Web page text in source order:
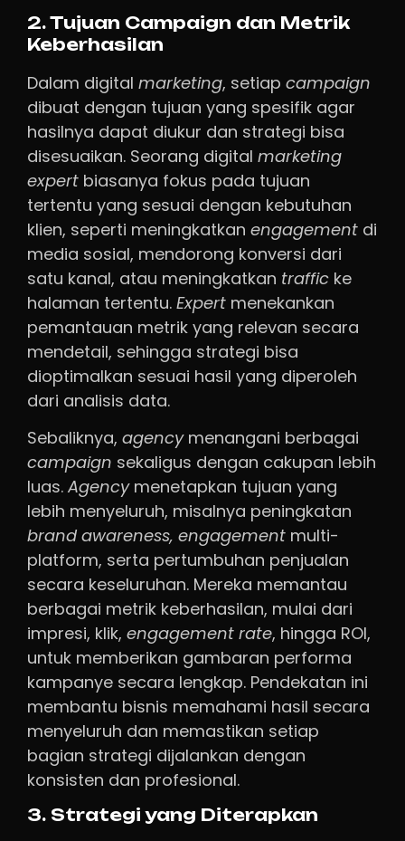
2. Tujuan Campaign dan Metrik
Keberhasilan
Dalam digital marketing, setiap campaign
dibuat dengan tujuan yang spesifik agar
hasilnya dapat diukur dan strategi bisa
disesuaikan. Seorang digital marketing
expert biasanya fokus pada tujuan
tertentu yang sesuai dengan kebutuhan
klien, seperti meningkatkan engagement di
media sosial, mendorong konversi dari
satu kanal, atau meningkatkan traffic ke
halaman tertentu. Expert menekankan
pemantauan metrik yang relevan secara
mendetail, sehingga strategi bisa
dioptimalkan sesuai hasil yang diperoleh
dari analisis data.
Sebaliknya, agency menangani berbagai
campaign sekaligus dengan cakupan lebih
luas. Agencymenetapkan tujuan yang
lebih menyeluruh, misalnya peningkatan
brand awareness, engagement multi-
platform, serta pertumbuhan penjualan
secara keseluruhan. Mereka memantau
berbagai metrik keberhasilan, mulai dari
impresi, klik, engagement rate, hingga ROI,
untuk memberikan gambaran performa
kampanye secara lengkap. Pendekatan ini
membantu bisnis memahami hasil secara
menyeluruh dan memastikan setiap
bagian strategi dijalankan dengan
konsisten dan profesional.
3. Strategi yang Diterapkan